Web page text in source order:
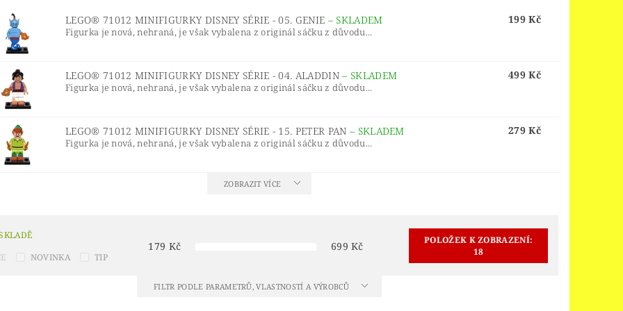
LEDOVÉ KRÁLOVSTVÍ 2 LEGO® LORD OF THE RINGS
LEGO® MINDSTORMS
LEGO® NINJAGO A NINJAGO MOVIE LEGO® ONE PIECE
LEGO® PIRATES
LEGO® POKÉMON™
NA KLÍČE A MAGNETKY LEGO® RACERS
LEGO® SCULPTURES
LEGO® STRANGER THINGS
MOVIE 2
UNIKITTY! LEGO® WEDNESDAY
VÁNOČNÍ SETY
VELIKONOCE
LEGO® 71012 MINIFIGURKY DISNEY SÉRIE - 05. GENIE – SKLADEM
Figurka je nová, nehraná, je však vybalena z originál sáčku z důvodu...
199 Kč
LEGO® 71012 MINIFIGURKY DISNEY SÉRIE - 04. ALADDIN– SKLADEM
Figurka je nová, nehraná, je však vybalena z originál sáčku z důvodu...
499 Kč
LEGO® 71012 MINIFIGURKY DISNEY SÉRIE - 15. PETER PAN – SKLADEM
Figurka je nová, nehraná, je však vybalena z originál sáčku z důvodu...
279 Kč
ZOBRAZIT VÍCE
NOVINKA TIP
179 Kč 699 Kč
POLOŽEK K ZOBRAZENÍ:
18
FILTR PODLE PARAMETRŮ, VLASTNOSTÍ A VÝROBCŮ